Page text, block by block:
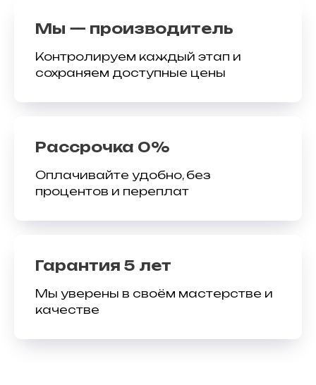
Мы — производитель
Контролируем каждый этап и
сохраняем доступные цены
Рассрочка 0%
Оплачивайте удобно, без
процентов и переплат
Гарантия 5 лет
Мы уверены в своём мастерстве и
качестве